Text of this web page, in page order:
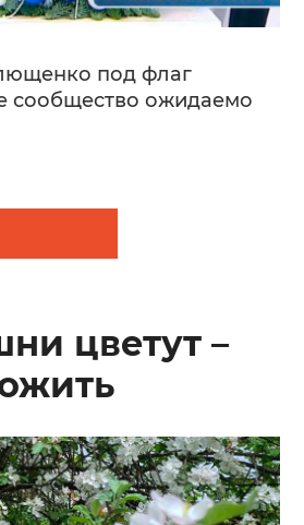
под флаг
сообщество ожидаемо
цветут –